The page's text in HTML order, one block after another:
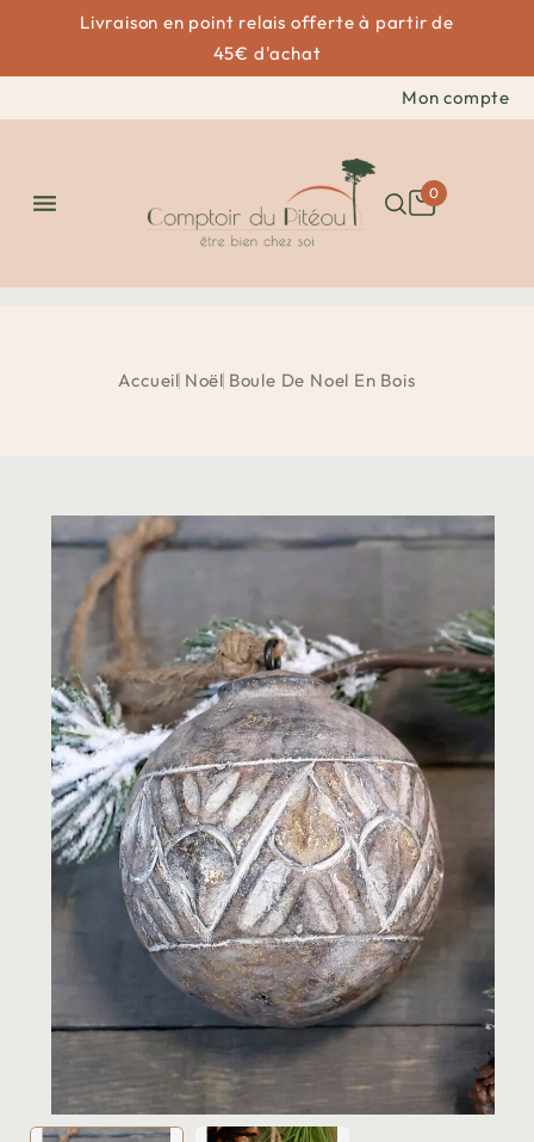
Livraison en point relais offerte à partir de
45€ d'achat
Mon compte
 0
Accueil Noël Boule De Noel En Bois